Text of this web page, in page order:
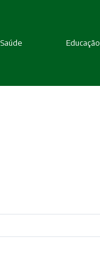
Saúde Educação